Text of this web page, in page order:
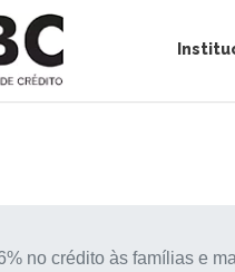
no crédito às famílias e